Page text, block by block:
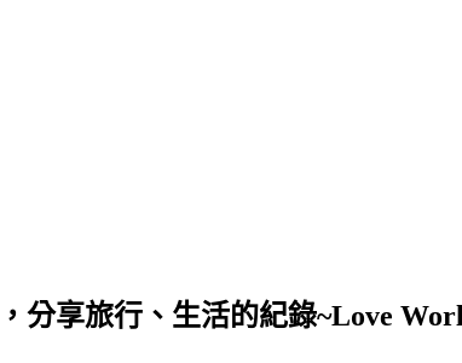
分享旅行、生活的紀錄~Love